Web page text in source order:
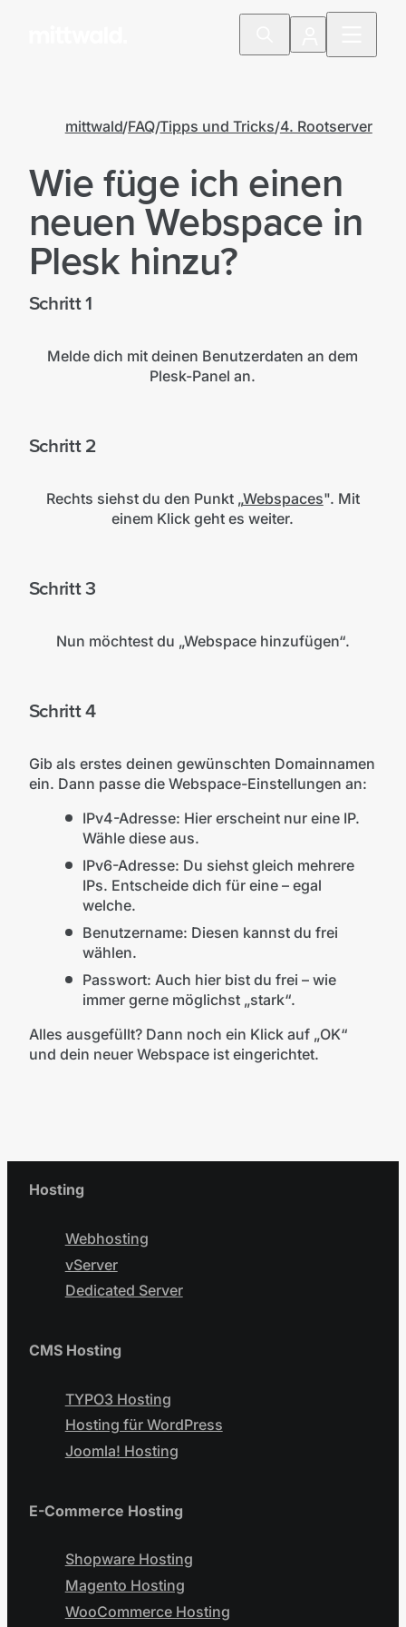
mittwald FAQ Tipps und Tricks 4. Rootserver
Wie füge ich einen
neuen Webspace in
Plesk hinzu?
Schritt 1
Melde dich mit deinen Benutzerdaten an dem
Plesk-Panel an.
Schritt 2
Rechts siehst du den Punkt „Webspaces". Mit
einem Klick geht es weiter.
Schritt 3
Nun möchtest du „Webspace hinzufügen“.
Schritt 4
Gib als erstes deinen gewünschten Domainnamen
ein. Dann passe die Webspace-Einstellungen an:
IPv4-Adresse: Hier erscheint nur eine IP.
Wähle diese aus.
IPv6-Adresse: Du siehst gleich mehrere
IPs. Entscheide dich für eine – egal
welche.
Benutzername: Diesen kannst du frei
wählen.
Passwort: Auch hier bist du frei – wie
immer gerne möglichst „stark“.
Alles ausgefüllt? Dann noch ein Klick auf „OK“
und dein neuer Webspace ist eingerichtet.
Hosting
Webhosting
vServer
Dedicated Server
CMS Hosting
TYPO3 Hosting
Hosting für WordPress
Joomla! Hosting
E-Commerce Hosting
Shopware Hosting
Magento Hosting
WooCommerce Hosting